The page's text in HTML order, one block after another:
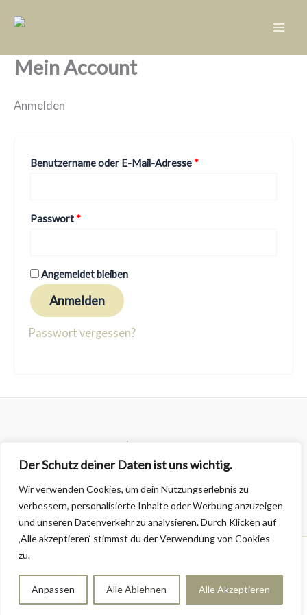
Der Schutz deiner Daten ist uns wichtig.
Wir verwenden Cookies, um dein Nutzungserlebnis zu
verbessern, personalisierte Inhalte oder Werbung anzuzeigen
und unseren Datenverkehr zu analysieren. Durch Klicken auf
‚Alle akzeptieren‘ stimmst du der Verwendung von Cookies
zu.
Anpassen Alle Ablehnen Alle Akzeptieren
Inhalt
Mein Account
Anmelden
Benutzername oder E-Mail-Adresse *Erforderlich
Passwort *Erforderlich
Angemeldet bleiben
Anmelden
Passwort vergessen?
Impressum
Datenschutzerklärung